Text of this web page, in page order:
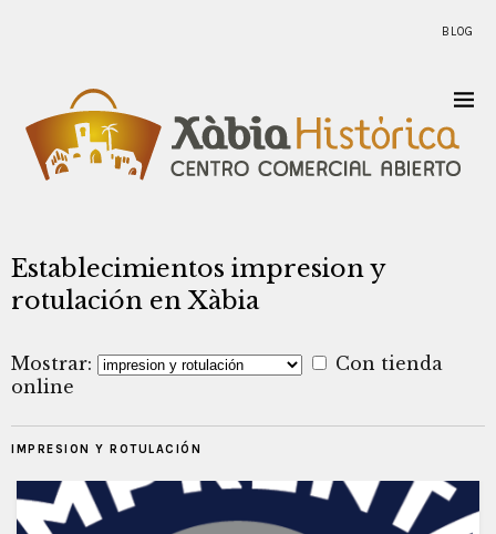
BLOG
Establecimientos impresion y
rotulación en Xàbia
Mostrar:
Con tienda
online
IMPRESION Y ROTULACIÓN